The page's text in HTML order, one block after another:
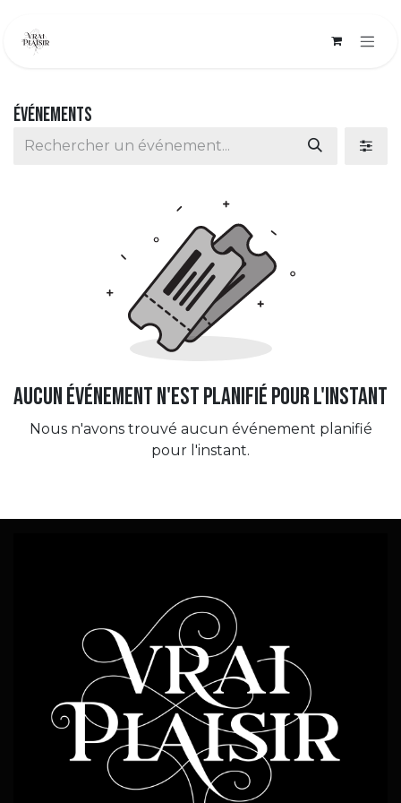
Événements
Aucun événement n'est planifié pour l'instant
Nous n'avons trouvé aucun événement planifié
pour l'instant.